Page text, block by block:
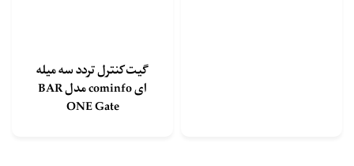
گیت کنترل تردد سه میله
ای cominfo مدل BAR
ONE Gate